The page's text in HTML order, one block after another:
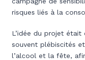
risques liés à la
L’idée du projet était
souvent plébiscités
l’alcool et la fête,